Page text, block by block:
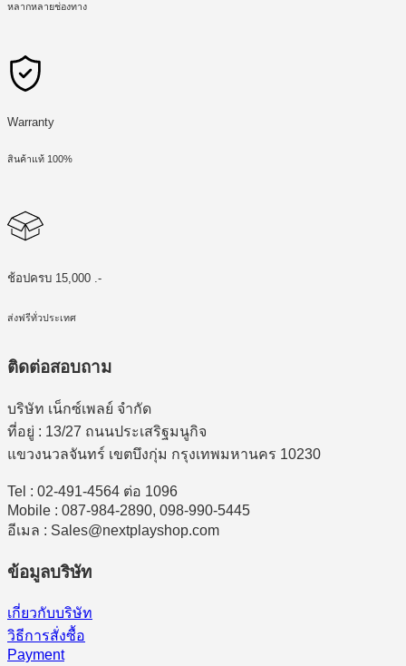
หลากหลายช่องทาง
Warranty
สินค้าแท้ 100%
ช้อปครบ 15,000 .-
ส่งฟรีทั่วประเทศ
ติดต่อสอบถาม
บริษัท เน็กซ์เพลย์ จำกัด
ที่อยู่ : 13/27 ถนนประเสริฐมนูกิจ
แขวงนวลจันทร์ เขตบึงกุ่ม กรุงเทพมหานคร 10230
Tel : 02-491-4564 ต่อ 1096
Mobile : 087-984-2890, 098-990-5445
อีเมล : Sales@nextplayshop.com
ข้อมูลบริษัท
เกี่ยวกับบริษัท
วิธีการสั่งซื้อ
Payment